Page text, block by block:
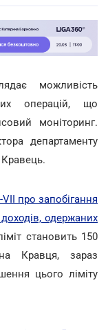
можливість
операцій, що
моніторинг.
департаменту
про запобігання
одержаних
становить 150
Кравця, зараз
цього ліміту